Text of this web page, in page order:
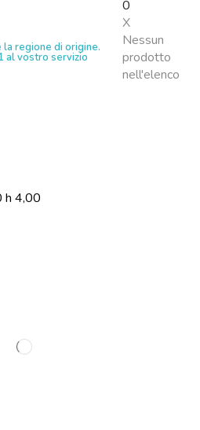
la regione di origine.
al vostro servizio
0
X
Nessun
prodotto
nell'elenco
h 4,00